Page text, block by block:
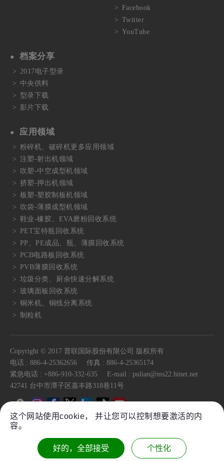
Copyright © 2017 普联国际股份有限公司 版权所有
电话 : 886-4-25362656 传真 : 886-4-25365174
紧急电话 : +886-910-332-635 E-mail : pulian@ms22.hinet.net
42741 台中市潭子区嘉丰路318巷11号
Facebook
Twitter
YouTube
应用领域
粉碎机、破碎机更多应用领域
注塑-射出机领域
吹塑-中空成型机领域
挤塑-押出机领域
板塑-塑胶制板机领域
吹袋-薄膜成型机领域
鞋业-橡胶、EVA磨粉回收系统
PET宝特瓶回收系统
PP、PE成品、瓶、薄膜回收系统
PCB电路板回收系统
PVB薄膜回收系统
垃圾分类、厨余快速分解系统
玻璃面板回收系统
铜米机、铜线分离系统
制粒机
档案分享
2017电子型录
中央供料
型录下载
影片下载
Twin Shaft Shredder Equipment
这个网站使用cookie， 并让您可以控制想要激活的内
容。
好的，全部接受 个性化